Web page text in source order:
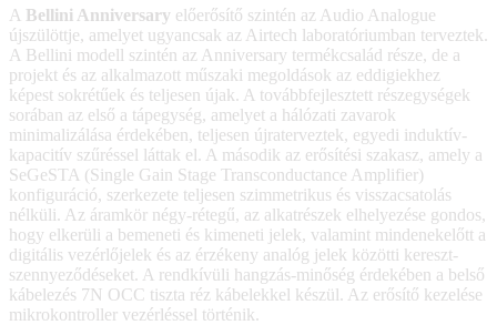
A Bellini Anniversary előerősítő szintén az Audio Analogue
újszülöttje, amelyet ugyancsak az Airtech laboratóriumban terveztek.
A Bellini modell szintén az Anniversary termékcsalád része, de a
projekt és az alkalmazott műszaki megoldások az eddigiekhez
képest sokrétűek és teljesen újak. A továbbfejlesztett részegységek
sorában az első a tápegység, amelyet a hálózati zavarok
minimalizálása érdekében, teljesen újraterveztek, egyedi induktív-
kapacitív szűréssel láttak el. A második az erősítési szakasz, amely a
SeGeSTA (Single Gain Stage Transconductance Amplifier)
konfiguráció, szerkezete teljesen szimmetrikus és visszacsatolás
nélküli. Az áramkör négy-rétegű, az alkatrészek elhelyezése gondos,
hogy elkerüli a bemeneti és kimeneti jelek, valamint mindenekelőtt a
digitális vezérlőjelek és az érzékeny analóg jelek közötti kereszt-
szennyeződéseket. A rendkívüli hangzás-minőség érdekében a belső
kábelezés 7N OCC tiszta réz kábelekkel készül. Az erősítő kezelése
mikrokontroller vezérléssel történik.